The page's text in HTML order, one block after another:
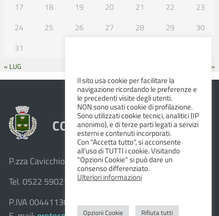
17
18 19 20 21 22
23
24
25 26 27 28 29
30
31
« LUG SET »
COMUNE DI ALBINEA
P.zza Cavicchioni, 8 – 42020 Albinea (R.E.)
Tel. 0522 590211 – Fax 0522 590236
P.IVA 00441130358
Il sito usa cookie per facilitare la
navigazione ricordando le preferenze e
le precedenti visite degli utenti.
NON sono usati cookie di profilazione.
Sono utilizzati cookie tecnici, analitici (IP
anonimo), e di terze parti legati a servizi
esterni e contenuti incorporati.
Con "Accetta tutto", si acconsente
all'uso di TUTTI i cookie. Visitando
"Opzioni Cookie" si può dare un
consenso differenziato.
Ulteriori informazioni
Opzioni Cookie Rifiuta tutti